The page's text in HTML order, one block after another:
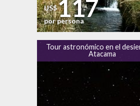
US$117
por persona
Tour astronómico en el
Atacama